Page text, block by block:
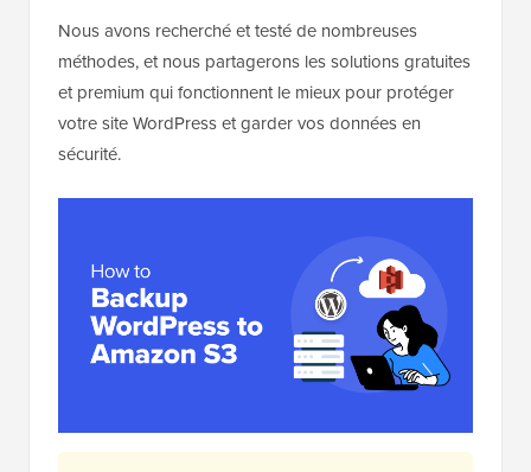
Nous avons recherché et testé de nombreuses
méthodes, et nous partagerons les solutions gratuites
et premium qui fonctionnent le mieux pour protéger
votre site WordPress et garder vos données en
sécurité.